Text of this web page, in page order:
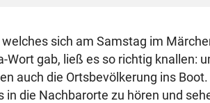
sich am Samstag im
Wort gab, ließ es so richtig knallen:
auch die Ortsbevölkerung ins
in die Nachbarorte zu hören und